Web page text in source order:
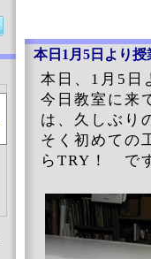
本日1月5日より授
本日、1月5日
今日教室に来
は、久しぶり
そく初めての
らTRY！ で